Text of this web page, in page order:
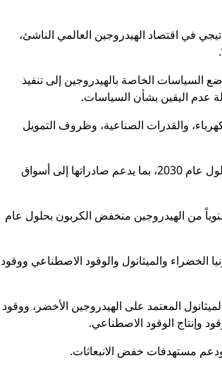
في اقتصاد الهيدروجين العالمي الناشئ،
السياسات الخاصة بالهيدروجين إلى تنفيذ
عدم اليقين بشأن السياسات.
والقدرات الصناعية، وظروف التمويل
ومن المتوقع أن تصبح الدولة من بين أقل منتجي الهيدروجين والأمونيا تكلفةً في العالم بحلول عام 2030، بما يدعم صادراتها إلى أسواق
في قطاع الهيدروجين، مستهدفة إنتاج 1.4 مليون طن سنوياً من الهيدروجين منخفض الكربون بحلول عام
الخضراء والميثانول والوقود الاصطناعي ووقود
المعتمد على الهيدروجين الأخضر، ووقود
وإنتاج الوقود الاصطناعي.
مستهدفات خفض الانبعاثات.